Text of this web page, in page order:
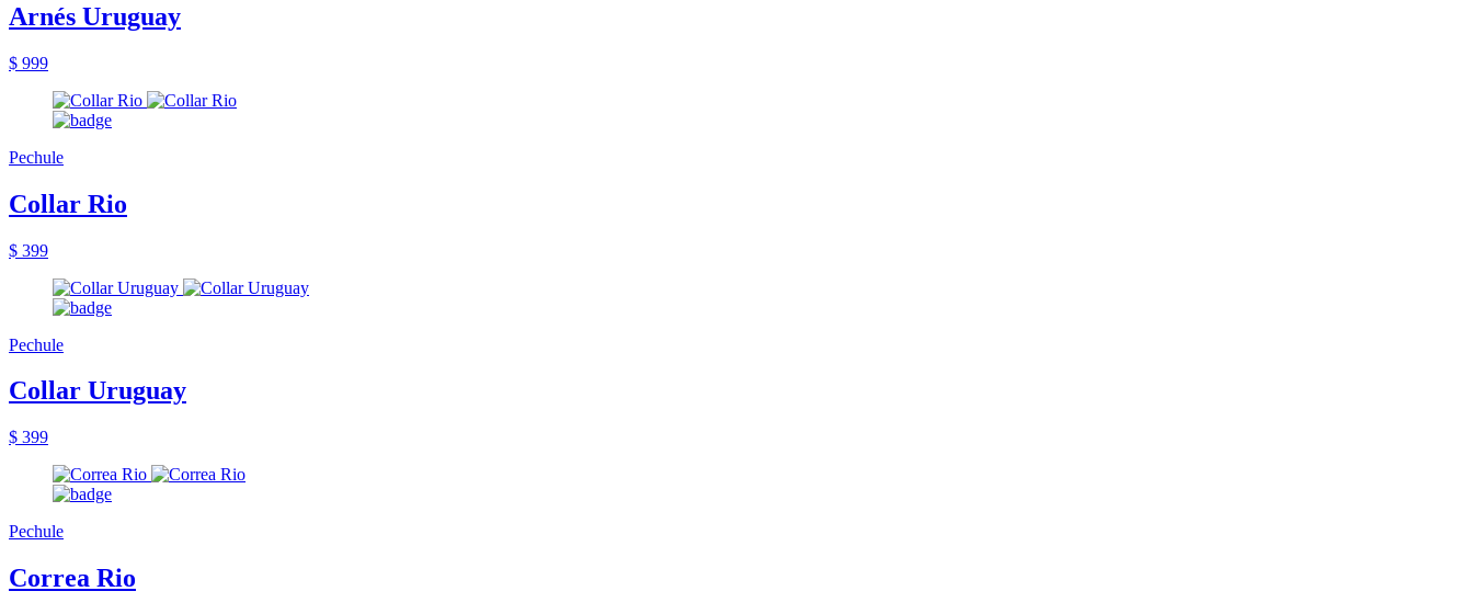
Arnés Uruguay
$ 999
Pechule
Collar Rio
$ 399
Pechule
Collar Uruguay
$ 399
Pechule
Correa Rio